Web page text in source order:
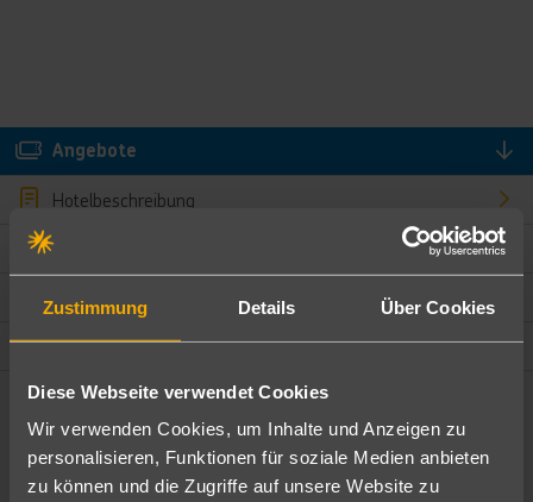
Zustimmung Details Über Cookies
Diese Webseite verwendet Cookies
Wir verwenden Cookies, um Inhalte und Anzeigen zu
personalisieren, Funktionen für soziale Medien anbieten
zu können und die Zugriffe auf unsere Website zu
Angebote
Hotelbeschreibung
Hotelmerkmale
Bewertungen
Lage und Umgebung
Angebote filtern
Ändere die Kriterien nach deinen Wünschen